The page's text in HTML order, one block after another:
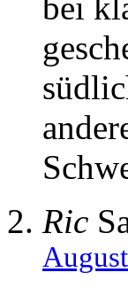
bei
Ric